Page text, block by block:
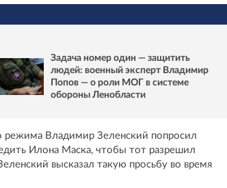
Задача номер один — защитить
людей: военный эксперт Владимир
Попов — о роли МОГ в системе
обороны Ленобласти
режима Владимир Зеленский попросил
Илона Маска, чтобы тот разрешил
высказал такую просьбу во время